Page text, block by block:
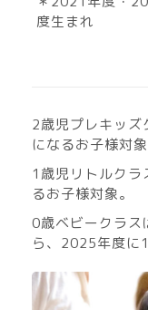
度生まれ
2歳児プレキッ
になるお子様対象
1歳児リトルク
るお子様対象。
0歳ベビークラス
ら、2025年度に